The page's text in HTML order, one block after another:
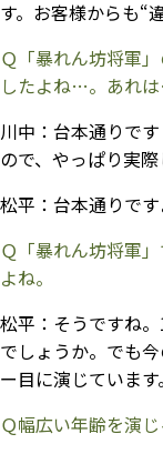
す。お客様からも“
Ｑ「暴れん坊将軍
したよね…。あれは
川中： 台本通りで
ので、やっぱり実
松平： 台本通りです
Ｑ「暴れん坊将軍
よね。
松平： そうですね
でしょうか。でも
ー目に演じています。
Ｑ幅広い年齢を演